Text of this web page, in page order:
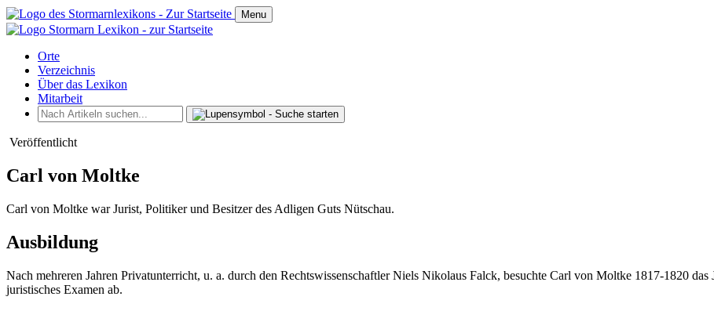
Menu
Orte
Verzeichnis
Über das Lexikon
Mitarbeit
Veröffentlicht
Carl von Moltke
Carl von Moltke war Jurist, Politiker und Besitzer des Adligen Guts Nütschau.
Ausbildung
Nach mehreren Jahren Privatunterricht, u. a. durch den Rechtswissenschaftler Niels Nikolaus Falck, besuchte Carl von Moltke 1817-1820 das
juristisches Examen ab.